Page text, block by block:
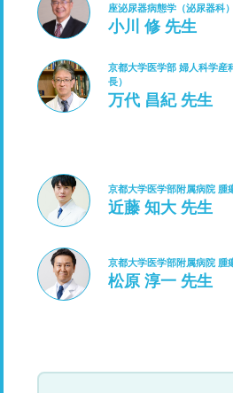
座泌尿器病態学（泌尿器科
小川 修 先生
京都大学医学部 婦人科学産
長）
万代 昌紀 先生
京都大学医学部附属病院 腫
近藤 知大 先生
京都大学医学部附属病院 腫
松原 淳一 先生